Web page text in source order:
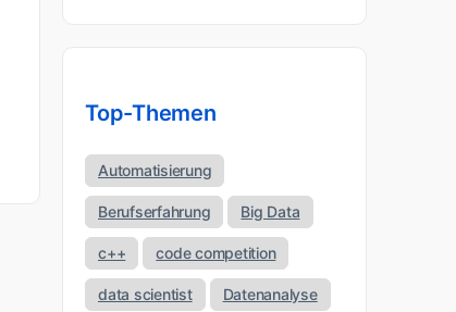
Top-Themen
Automatisierung
Berufserfahrung Big Data
c++ code competition
data scientist Datenanalyse